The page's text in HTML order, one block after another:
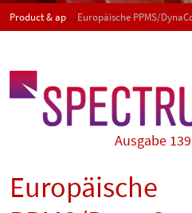
Product & application news - SPECTRUMEuropäische PPMS/
Ausgabe
Europäische